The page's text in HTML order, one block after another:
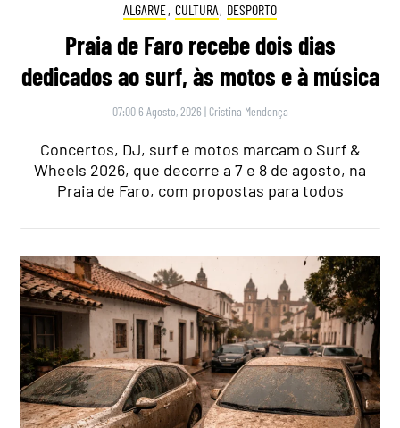
ALGARVE, CULTURA, DESPORTO
Praia de Faro recebe dois dias
dedicados ao surf, às motos e à música
07:00 6 Agosto, 2026 | Cristina Mendonça
Concertos, DJ, surf e motos marcam o Surf &
Wheels 2026, que decorre a 7 e 8 de agosto, na
Praia de Faro, com propostas para todos